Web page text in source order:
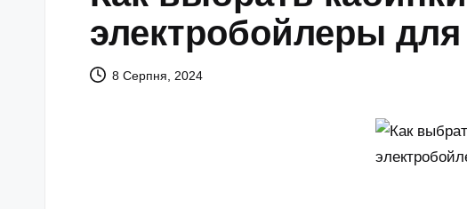
электробойлеры
8 Серпня, 2024